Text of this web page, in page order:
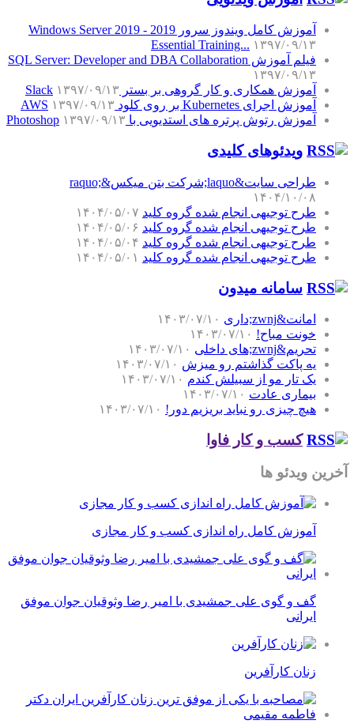
آموزش کامل ویندوز سرور 2019 - Windows Server 2019
Essential Training... ۱۳۹۷/۰۹/۱۳
فیلم آموزش SQL Server: Developer and DBA Collaboration
۱۳۹۷/۰۹/۱۳
آموزش همکاری و کار گروهی بر بستر Slack ۱۳۹۷/۰۹/۱۳
آموزش اجرای Kubernetes بر روی کلود AWS
۱۳۹۷/۰۹/۱۳
آموزش رتوش پرتره های استدیویی با Photoshop ۱۳۹۷/۰۹/۱۳
ویدئوهای کلیدی
طراحی سایت&laquo;شرکت بتن میکس&raquo;
۱۴۰۴/۱۰/۰۸
طرح توجیهی انجام شده گروه کلید ۱۴۰۴/۰۵/۰۷
طرح توجیهی انجام شده گروه کلید ۱۴۰۴/۰۵/۰۶
طرح توجیهی انجام شده گروه کلید ۱۴۰۴/۰۵/۰۴
طرح توجیهی انجام شده گروه کلید ۱۴۰۴/۰۵/۰۱
سامانه میدون
امانت&zwnj;داری
۱۴۰۳/۰۷/۱۰
خونت مباح! ۱۴۰۳/۰۷/۱۰
تحریم&zwnj;های داخلی
۱۴۰۳/۰۷/۱۰
یه پاکت گذاشتم رو میزش ۱۴۰۳/۰۷/۱۰
یک تار مو از سبیلش کندم ۱۴۰۳/۰۷/۱۰
بیماری عادت ۱۴۰۳/۰۷/۱۰
هیچ چیزی رو نباید بریزیم دور! ۱۴۰۳/۰۷/۱۰
کسب و کار فاوا
آخرین ویدئو ها
آموزش کامل راه اندازی کسب و کار مجازی
گف و گوی علی جمشیدی با امیر رضا وثوقیان جوان موفق
ایرانی
زنان کارآفرین